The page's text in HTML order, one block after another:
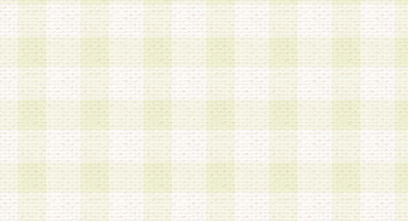
a.本サービスの実施または運営
b.本サービスに係る謝礼、景品、調査サンプル品
c.会員からの電話、メール等の問い合わせなどへ
d.その他これらに付随する業務
2.当社は、会員個人を識別することのできる情報
会員情報を本人の承諾なく第三者に開示すること
人を識別できる情報について第三者に開示または
社は事前に会員本人の同意を得るものとします。